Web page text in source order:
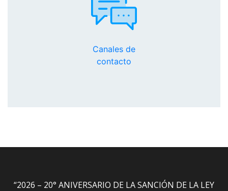
Canales de
contacto
“2026 – 20° ANIVERSARIO DE LA SANCIÓN DE LA LEY